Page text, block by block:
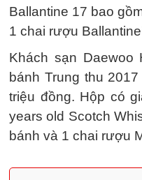
Ballantine 17 bao
1 chai rượu
Khách sạn Daewoo
bánh Trung thu
triệu đồng. Hộp có
years old Scotch
bánh và 1 chai rượu